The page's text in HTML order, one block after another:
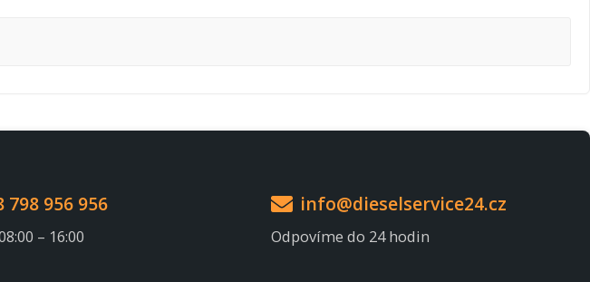
798 956 956
– 16:00
info@dieselservice24.cz
Odpovíme do 24 hodin